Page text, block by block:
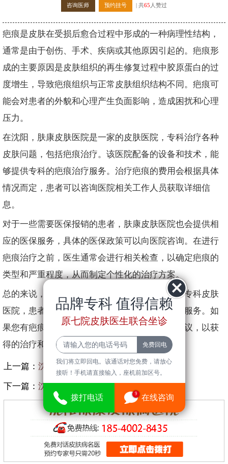
咨询医师 预约挂号 | 共65 人赞过
疤痕是皮肤在受损后愈合过程中形成的一种病理性结构，
通常是由于创伤、手术、疾病或其他原因引起的。疤痕形
成的主要原因是皮肤组织的再生修复过程中胶原蛋白的过
度增生，导致疤痕组织与正常皮肤组织结构不同。疤痕可
能会对患者的外貌和心理产生负面影响，造成困扰和心理
压力。
在沈阳，肤康皮肤医院是一家的皮肤医院，专科治疗各种
皮肤问题，包括疤痕治疗。该医院配备的设备和技术，能
够提供专科的疤痕治疗服务。治疗疤痕的费用会根据具体
情况而定，患者可以咨询医院相关工作人员获取详细信
息。
对于一些需要医保报销的患者，肤康皮肤医院也会提供相
应的医保服务，具体的医保政策可以向医院咨询。在进行
疤痕治疗之前，医生通常会进行相关检查，以确定疤痕的
类型和严重程度，从而制定个性化的治疗方案。
总的来说，沈阳肤康皮肤医院是一家值得信赖的专科皮肤
医院，患者可以在这里接受到高质量的疤痕治疗服务。如
果您有疤痕问题，建议及时就医并咨询医生的建议，以获
得的治疗和帮助。
上一篇： 沈阳看疤痕去哪个专科医院比较好
下一篇： 沈阳那看疤痕
品牌专科 值得信赖
原七院皮肤医生联合坐诊
我们将立即回电。该通话对您免费，请放心
接听！手机请直接输入，座机前加区号。
拨打电话 9 在线咨询